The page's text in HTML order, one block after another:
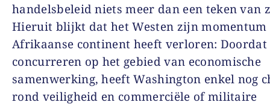
handelsbeleid niets meer dan een teken van
Hieruit blijkt dat het Westen zijn momentum
Afrikaanse continent heeft verloren:
concurreren op het gebied van economische
samenwerking, heeft Washington enkel nog
rond veiligheid en commerciële of militaire